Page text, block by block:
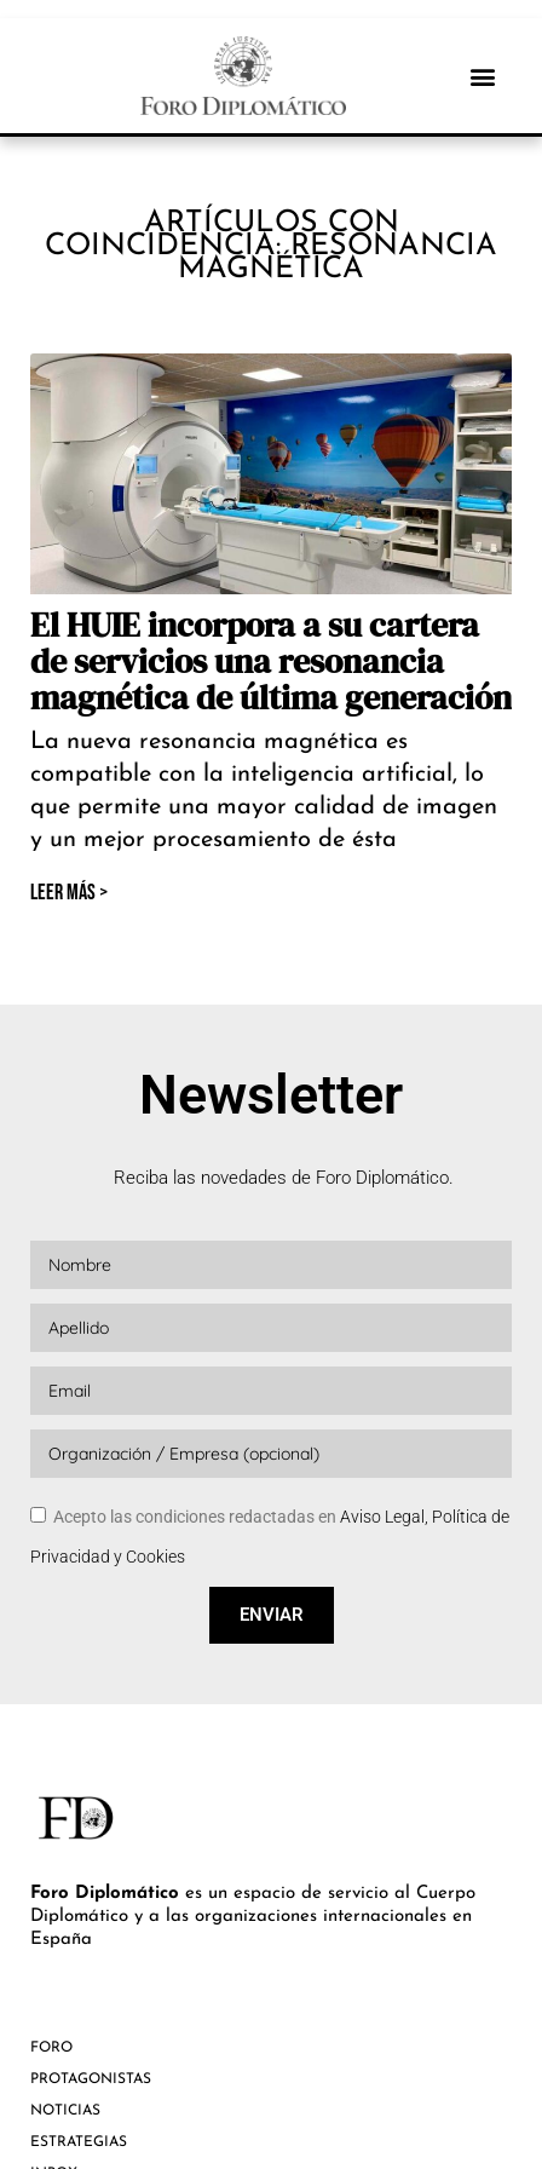
ARTÍCULOS CON
COINCIDENCIA: RESONANCIA
MAGNÉTICA
El HUIE incorpora a su cartera
de servicios una resonancia
magnética de última generación
La nueva resonancia magnética es
compatible con la inteligencia artificial, lo
que permite una mayor calidad de imagen
y un mejor procesamiento de ésta
LEER MÁS >
Newsletter
Reciba las novedades de Foro Diplomático.
Acepto las condiciones redactadas en Aviso Legal, Política de
Privacidad y Cookies
ENVIAR
Foro Diplomático es un espacio de servicio al Cuerpo
Diplomático y a las organizaciones internacionales en
España
FORO
PROTAGONISTAS
NOTICIAS
ESTRATEGIAS